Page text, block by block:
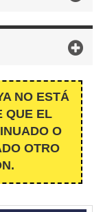
NO ESTÁ
QUE EL
O
OTRO